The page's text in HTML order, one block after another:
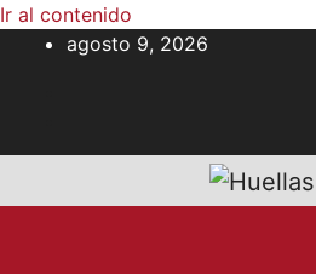
Ir al contenido
agosto 9, 2026